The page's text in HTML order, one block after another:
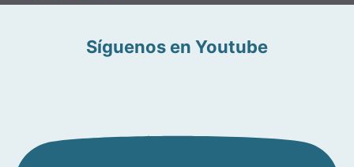
Síguenos en Youtube